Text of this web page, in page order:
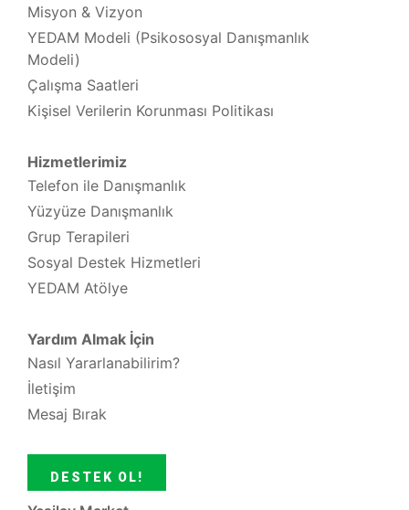
Misyon & Vizyon
YEDAM Modeli (Psikososyal Danışmanlık
Modeli)
Çalışma Saatleri
Kişisel Verilerin Korunması Politikası
Hizmetlerimiz
Telefon ile Danışmanlık
Yüzyüze Danışmanlık
Grup Terapileri
Sosyal Destek Hizmetleri
YEDAM Atölye
Yardım Almak İçin
Nasıl Yararlanabilirim?
İletişim
Mesaj Bırak
DESTEK OL!